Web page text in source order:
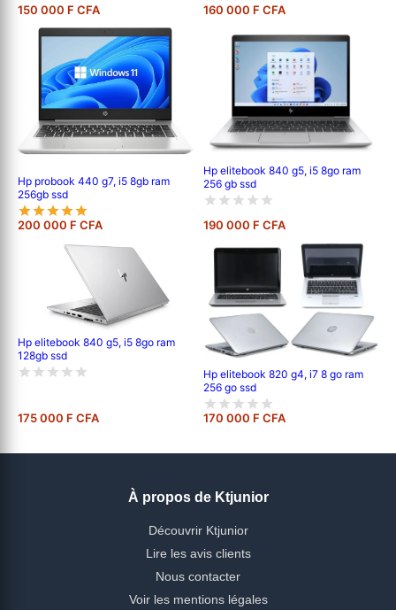
150 000 F CFA 160 000 F CFA
Hp probook 440 g7, i5 8gb ram
256gb ssd
200 000 F CFA
Hp elitebook 840 g5, i5 8go ram
256 gb ssd
190 000 F CFA
Hp elitebook 840 g5, i5 8go ram
128gb ssd
175 000 F CFA
Hp elitebook 820 g4, i7 8 go ram
256 go ssd
170 000 F CFA
À propos de Ktjunior
Découvrir Ktjunior
Lire les avis clients
Nous contacter
Voir les mentions légales